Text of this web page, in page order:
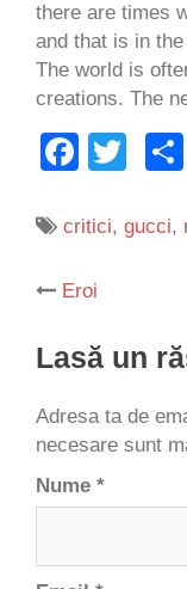
there are times
and that is in
The world is
creations. The
critici, gucci,
Post
Eroi
Lasă un
Adresa ta de
necesare sunt
Nume *